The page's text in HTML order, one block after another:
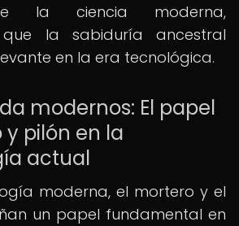
la ciencia moderna,
la sabiduría ancestral
en la era tecnológica.
modernos: El papel
pilón en la
actual
moderna, el mortero y el
un papel fundamental en